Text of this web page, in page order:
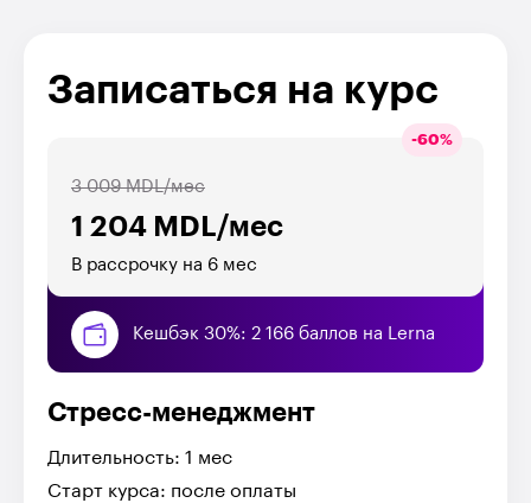
Записаться на курс
-60%
1 204 MDL/мес
3 009 MDL/мес
В рассрочку на 6 мес
Кешбэк 30%: 2 166 баллов на Lerna
Стресс-менеджмент
Длительность: 1 мес
Старт курса: после оплаты